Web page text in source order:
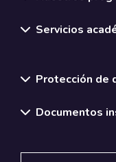
Servicios
Protección de
Documentos